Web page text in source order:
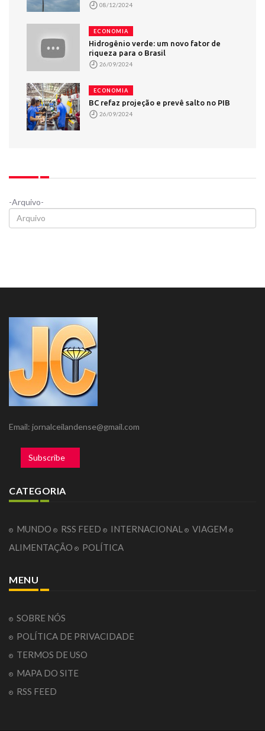
08/12/2024
ECONOMIA
Hidrogênio verde: um novo fator de
riqueza para o Brasil
26/09/2024
ECONOMIA
BC refaz projeção e prevê salto no PIB
26/09/2024
-Arquivo-
Email: jornalceilandense@gmail.com
Subscribe
CATEGORIA
MUNDO RSS FEED INTERNACIONAL
VIAGEM
ALIMENTAÇÃO
POLÍTICA
MENU
SOBRE NÓS
POLÍTICA DE PRIVACIDADE
TERMOS DE USO
MAPA DO SITE
RSS FEED